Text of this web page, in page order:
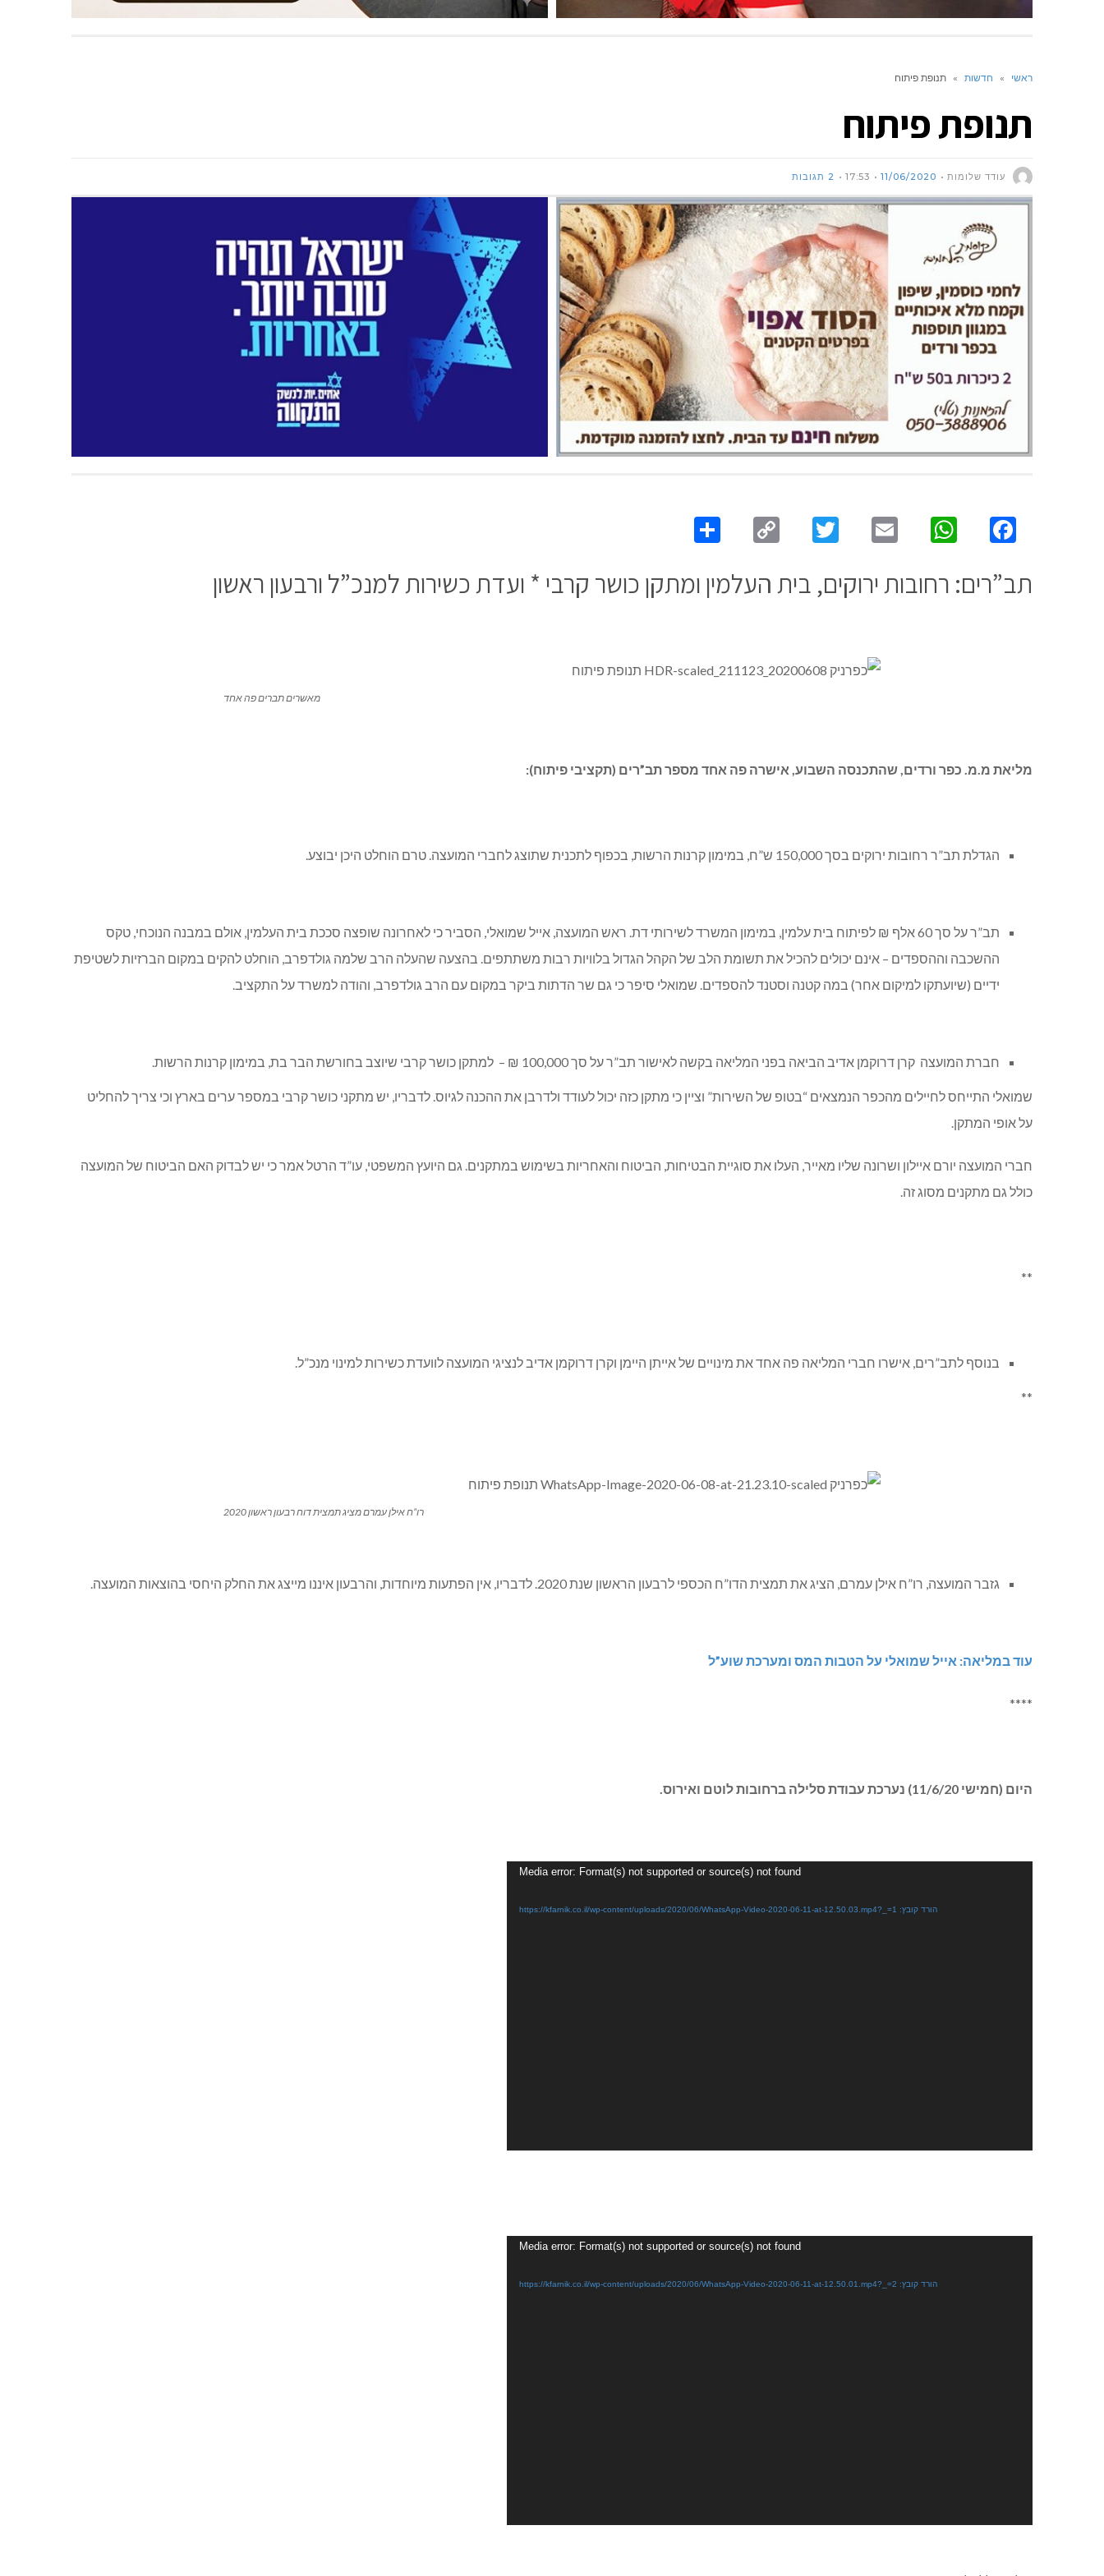
ראשי » חדשות » תנופת פיתוח
תנופת פיתוח
עודד שלומות 11/06/2020
17:53 2 תגובות
Facebook
WhatsApp
Email
Twitter
Copy
תב”רים: רחובות ירוקים, בית העלמין ומתקן כושר קרבי * ועדת כשירות למנכ”ל ורבעון ראשון
מאשרים תברים פה אחד
מליאת מ.מ. כפר ורדים, שהתכנסה השבוע, אישרה פה אחד מספר תב”רים (תקציבי פיתוח):
הגדלת תב”ר רחובות ירוקים בסך 150,000 ש”ח, במימון קרנות הרשות, בכפוף לתכנית שתוצג לחברי המועצה. טרם הוחלט היכן יבוצע.
תב”ר על סך 60 אלף ₪ לפיתוח בית עלמין, במימון המשרד לשירותי דת. ראש המועצה, אייל שמואלי, הסביר כי לאחרונה שופצה סככת בית העלמין, אולם במבנה הנוכחי, טקס
ההשכבה וההספדים – אינם יכולים להכיל את תשומת הלב של הקהל הגדול בלוויות רבות משתתפים. בהצעה שהעלה הרב שלמה גולדפרב, הוחלט להקים במקום הברזיות לשטיפת
ידיים (שיועתקו למיקום אחר) במה קטנה וסטנד להספדים. שמואלי סיפר כי גם שר הדתות ביקר במקום עם הרב גולדפרב, והודה למשרד על התקציב.
חברת המועצה קרן דרוקמן אדיב הביאה בפני המליאה בקשה לאישור תב”ר על סך 100,000 ₪ – למתקן כושר קרבי שיוצב בחורשת הבר בת, במימון קרנות הרשות.
שמואלי התייחס לחיילים מהכפר הנמצאים “בטופ של השירות” וציין כי מתקן כזה יכול לעודד ולדרבן את ההכנה לגיוס. לדבריו, יש מתקני כושר קרבי במספר ערים בארץ וכי צריך להחליט
על אופי המתקן.
חברי המועצה יורם איילון ושרונה שליו מאייר, העלו את סוגיית הבטיחות, הביטוח והאחריות בשימוש במתקנים. גם היועץ המשפטי, עו”ד הרטל אמר כי יש לבדוק האם הביטוח של המועצה
כולל גם מתקנים מסוג זה.
**
בנוסף לתב”רים, אישרו חברי המליאה פה אחד את מינויים של אייתן היימן וקרן דרוקמן אדיב לנציגי המועצה לוועדת כשירות למינוי מנכ”ל.
**
רו”ח אילן עמרם מציג תמצית דוח רבעון ראשון 2020
גזבר המועצה, רו”ח אילן עמרם, הציג את תמצית הדו”ח הכספי לרבעון הראשון שנת 2020. לדבריו, אין הפתעות מיוחדות, והרבעון איננו מייצג את החלק היחסי בהוצאות המועצה.
עוד במליאה: אייל שמואלי על הטבות המס ומערכת שוע”ל
****
היום (חמישי 11/6/20) נערכת עבודת סלילה ברחובות לוטם ואירוס.
Media error: Format(s) not supported or source(s) not found
הורד קובץ: https://kfarnik.co.il/wp-content/uploads/2020/06/WhatsApp-Video-2020-06-11-at-12.50.03.mp4?_=1
Media error: Format(s) not supported or source(s) not found
הורד קובץ: https://kfarnik.co.il/wp-content/uploads/2020/06/WhatsApp-Video-2020-06-11-at-12.50.01.mp4?_=2